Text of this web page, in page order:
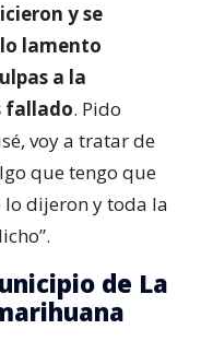
y se
lamento
a la
fallado. Pido
voy a tratar de
que tengo que
dijeron y toda la
de La